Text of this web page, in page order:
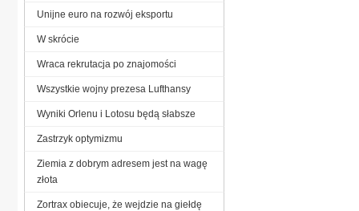
Unijne euro na rozwój eksportu
W skrócie
Wraca rekrutacja po znajomości
Wszystkie wojny prezesa Lufthansy
Wyniki Orlenu i Lotosu będą słabsze
Zastrzyk optymizmu
Ziemia z dobrym adresem jest na wagę
złota
Zortrax obiecuje, że wejdzie na giełdę